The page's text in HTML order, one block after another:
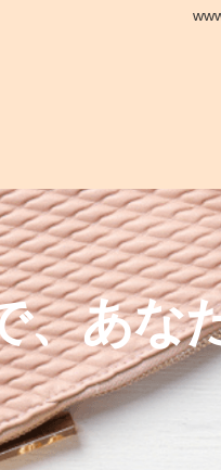
、あな